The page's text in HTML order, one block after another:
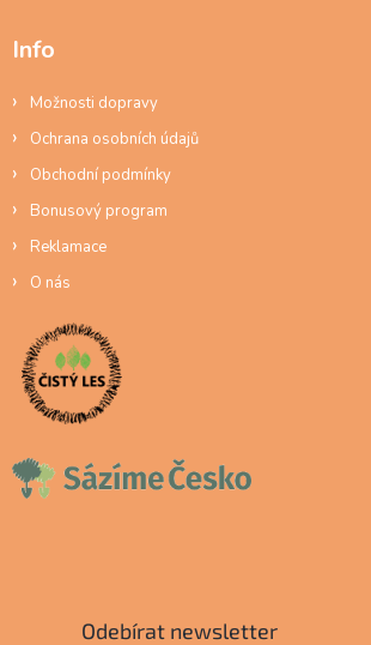
Info
Možnosti dopravy
Ochrana osobních údajů
Obchodní podmínky
Bonusový program
Reklamace
O nás
Odebírat newsletter